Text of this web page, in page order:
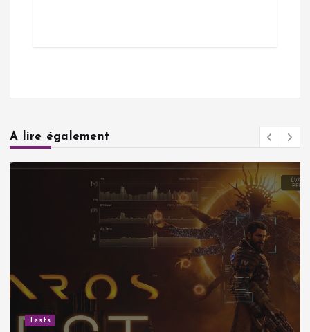
A lire également
Tests